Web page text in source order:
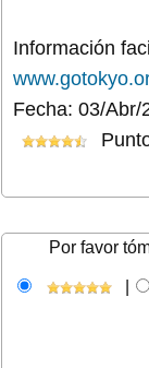
Información
Fecha: 03/Abr/
Por favor